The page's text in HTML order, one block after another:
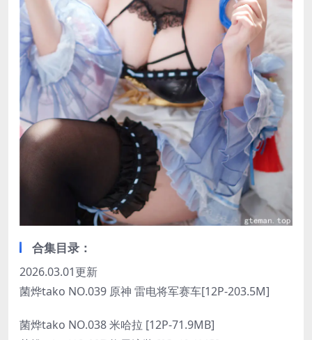
合集目录：
2026.03.01更新
菌烨tako NO.039 原神 雷电将军赛车[12P-203.5M]
菌烨tako NO.038 米哈拉 [12P-71.9MB]